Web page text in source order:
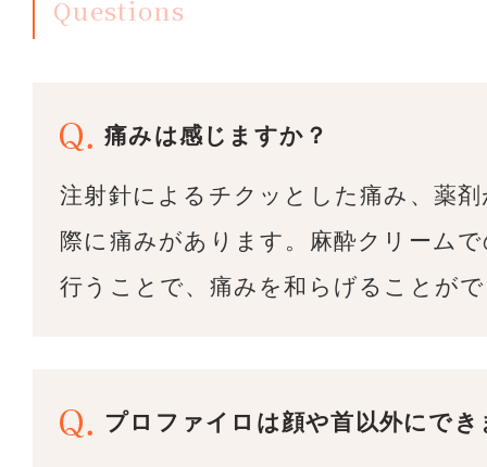
Questions
痛みは感じますか？
注射針によるチクッとした痛み、薬
際に痛みがあります。麻酔クリーム
行うことで、痛みを和らげることが
プロファイロは顔や首以外にでき